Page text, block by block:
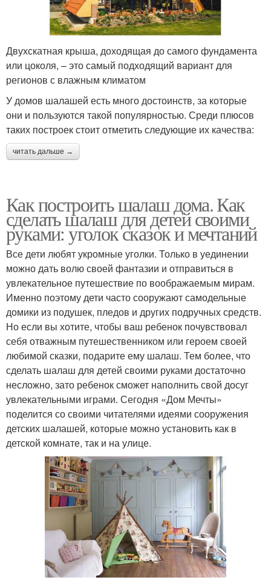
Двухскатная крыша, доходящая до самого фундамента
или цоколя, – это самый подходящий вариант для
регионов с влажным климатом
У домов шалашей есть много достоинств, за которые
они и пользуются такой популярностью. Среди плюсов
таких построек стоит отметить следующие их качества:
читать дальше →
Как построить шалаш дома. Как
сделать шалаш для детей своими
руками: уголок сказок и мечтаний
Все дети любят укромные уголки. Только в уединении
можно дать волю своей фантазии и отправиться в
увлекательное путешествие по воображаемым мирам.
Именно поэтому дети часто сооружают самодельные
домики из подушек, пледов и других подручных средств.
Но если вы хотите, чтобы ваш ребенок почувствовал
себя отважным путешественником или героем своей
любимой сказки, подарите ему шалаш. Тем более, что
сделать шалаш для детей своими руками достаточно
несложно, зато ребенок сможет наполнить свой досуг
увлекательными играми. Сегодня «Дом Мечты»
поделится со своими читателями идеями сооружения
детских шалашей, которые можно установить как в
детской комнате, так и на улице.